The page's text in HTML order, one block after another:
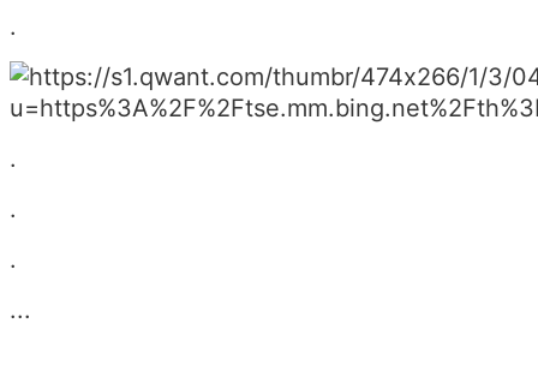
.
.
.
.
...